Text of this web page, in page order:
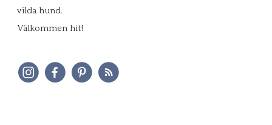
vilda hund.
Välkommen hit!